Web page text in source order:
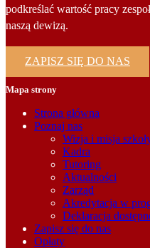
podkreślać wartość pracy
naszą dewizą.
ZAPISZ SIĘ DO NAS
Mapa strony
Strona główna
Poznaj nas
Wizja i misja
Kadra
Tutoring
Aktualności
Zarząd
Akredytacja w
Deklaracja
Zapisz się do nas
Opłaty